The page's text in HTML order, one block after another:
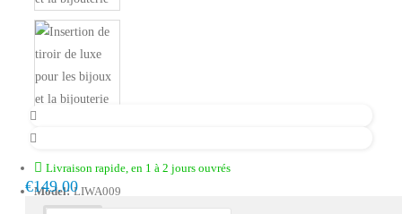
Livraison rapide, en 1 à 2 jours ouvrés
Model: LIWA009
€149.00